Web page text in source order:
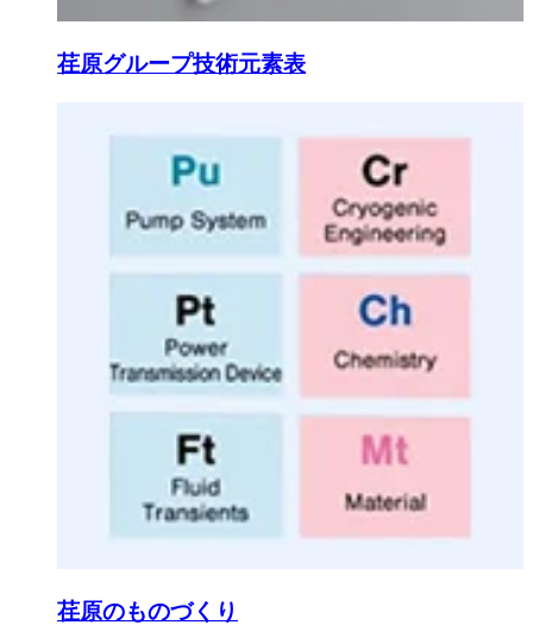
荏原グループ技術元素表
荏原のものづくり